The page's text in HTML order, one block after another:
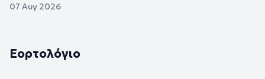
07 Αυγ 2026
Εορτολόγιο